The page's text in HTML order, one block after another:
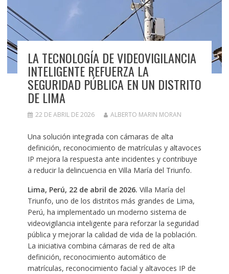
LA TECNOLOGÍA DE VIDEOVIGILANCIA
INTELIGENTE REFUERZA LA
SEGURIDAD PÚBLICA EN UN DISTRITO
DE LIMA
22 DE ABRIL DE 2026 ALBERTO MARIN MORAN
Una solución integrada con cámaras de alta
definición, reconocimiento de matrículas y altavoces
IP mejora la respuesta ante incidentes y contribuye
a reducir la delincuencia en Villa María del Triunfo.
Lima, Perú, 22 de abril de 2026. Villa María del
Triunfo, uno de los distritos más grandes de Lima,
Perú, ha implementado un moderno sistema de
videovigilancia inteligente para reforzar la seguridad
pública y mejorar la calidad de vida de la población.
La iniciativa combina cámaras de red de alta
definición, reconocimiento automático de
matrículas, reconocimiento facial y altavoces IP de